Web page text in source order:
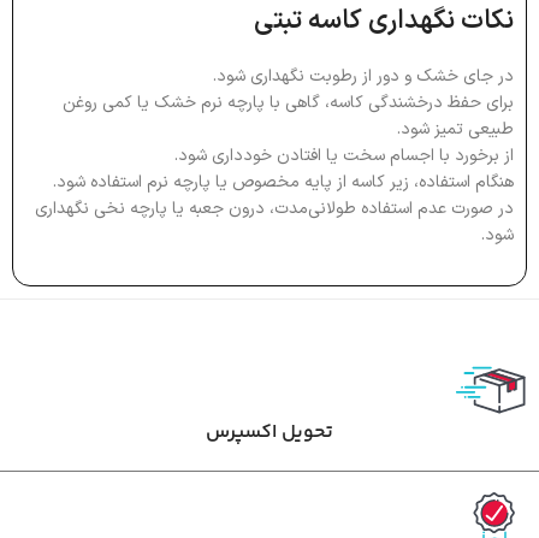
نکات نگهداری کاسه تبتی
در جای خشک و دور از رطوبت نگهداری شود.
برای حفظ درخشندگی کاسه، گاهی با پارچه نرم خشک یا کمی روغن
طبیعی تمیز شود.
از برخورد با اجسام سخت یا افتادن خودداری شود.
هنگام استفاده، زیر کاسه از پایه مخصوص یا پارچه نرم استفاده شود.
در صورت عدم استفاده طولانی‌مدت، درون جعبه یا پارچه نخی نگهداری
شود.
تحویل اکسپرس